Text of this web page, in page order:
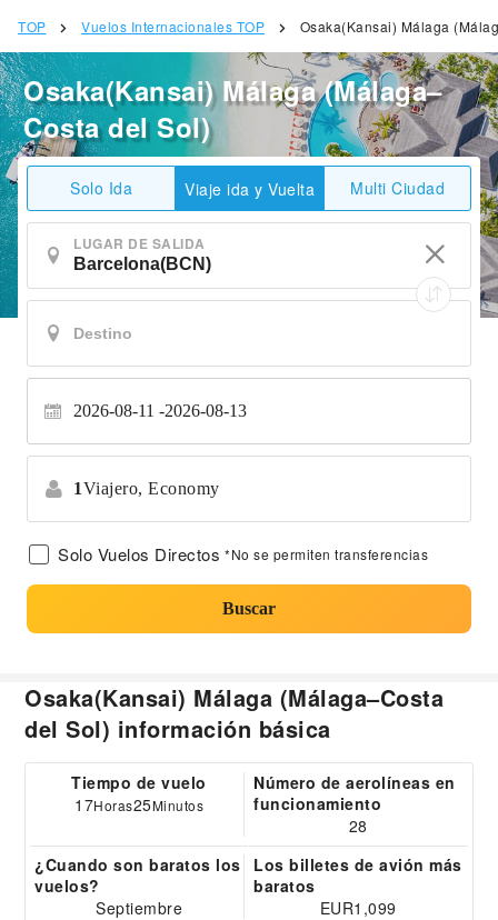
TOP Vuelos Internacionales TOP Osaka(Kansai) Málaga
Osaka(Kansai) Málaga (Málaga–
Costa del Sol)
Solo Ida Viaje ida y Vuelta Multi Ciudad
LUGAR DE SALIDA
2026-08-11 2026-08-13
1Viajero, Economy
Solo Vuelos Directos *No se permiten transferencias
Buscar
Osaka(Kansai) Málaga (Málaga–Costa
del Sol) información básica
Tiempo de vuelo
17Horas25Minutos
Número de aerolíneas en
funcionamiento
28
¿Cuando son baratos los
vuelos?
Septiembre
Los billetes de avión más
baratos
EUR1,099